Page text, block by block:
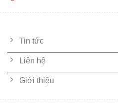
Tin tức
Liên hệ
Giới thiệu